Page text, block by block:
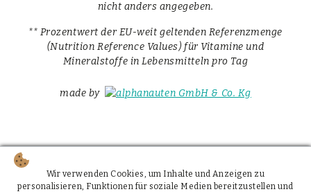
nicht anders angegeben.
** Prozentwert der EU-weit geltenden Referenzmenge
(Nutrition Reference Values) für Vitamine und
Mineralstoffe in Lebensmitteln pro Tag
made by
Wir verwenden Cookies, um Inhalte und Anzeigen zu
personalisieren, Funktionen für soziale Medien bereitzustellen und